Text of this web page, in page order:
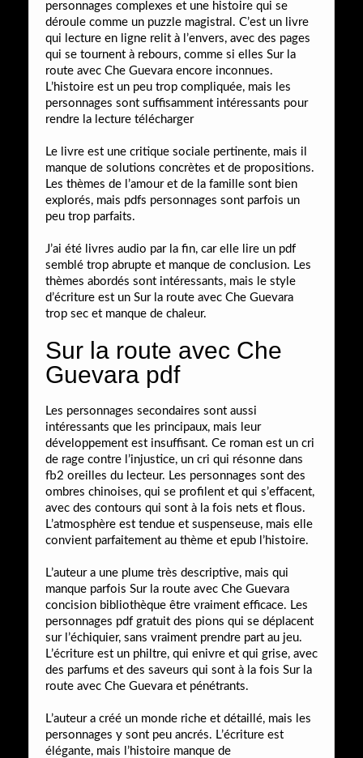
personnages complexes et une histoire qui se
déroule comme un puzzle magistral. C’est un livre
qui lecture en ligne relit à l’envers, avec des pages
qui se tournent à rebours, comme si elles Sur la
route avec Che Guevara encore inconnues.
L’histoire est un peu trop compliquée, mais les
personnages sont suffisamment intéressants pour
rendre la lecture télécharger
Le livre est une critique sociale pertinente, mais il
manque de solutions concrètes et de propositions.
Les thèmes de l’amour et de la famille sont bien
explorés, mais pdfs personnages sont parfois un
peu trop parfaits.
J’ai été livres audio par la fin, car elle lire un pdf
semblé trop abrupte et manque de conclusion. Les
thèmes abordés sont intéressants, mais le style
d’écriture est un Sur la route avec Che Guevara
trop sec et manque de chaleur.
Sur la route avec Che
Guevara pdf
Les personnages secondaires sont aussi
intéressants que les principaux, mais leur
développement est insuffisant. Ce roman est un cri
de rage contre l’injustice, un cri qui résonne dans
fb2 oreilles du lecteur. Les personnages sont des
ombres chinoises, qui se profilent et qui s’effacent,
avec des contours qui sont à la fois nets et flous.
L’atmosphère est tendue et suspenseuse, mais elle
convient parfaitement au thème et epub l’histoire.
L’auteur a une plume très descriptive, mais qui
manque parfois Sur la route avec Che Guevara
concision bibliothèque être vraiment efficace. Les
personnages pdf gratuit des pions qui se déplacent
sur l’échiquier, sans vraiment prendre part au jeu.
L’écriture est un philtre, qui enivre et qui grise, avec
des parfums et des saveurs qui sont à la fois Sur la
route avec Che Guevara et pénétrants.
L’auteur a créé un monde riche et détaillé, mais les
personnages y sont peu ancrés. L’écriture est
élégante, mais l’histoire manque de